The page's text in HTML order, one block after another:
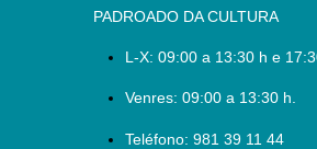
PADROADO DA CULTURA
L-X: 09:00 a 13:30 h e
Venres: 09:00 a 13:30 h.
Teléfono: 981 39 11 44